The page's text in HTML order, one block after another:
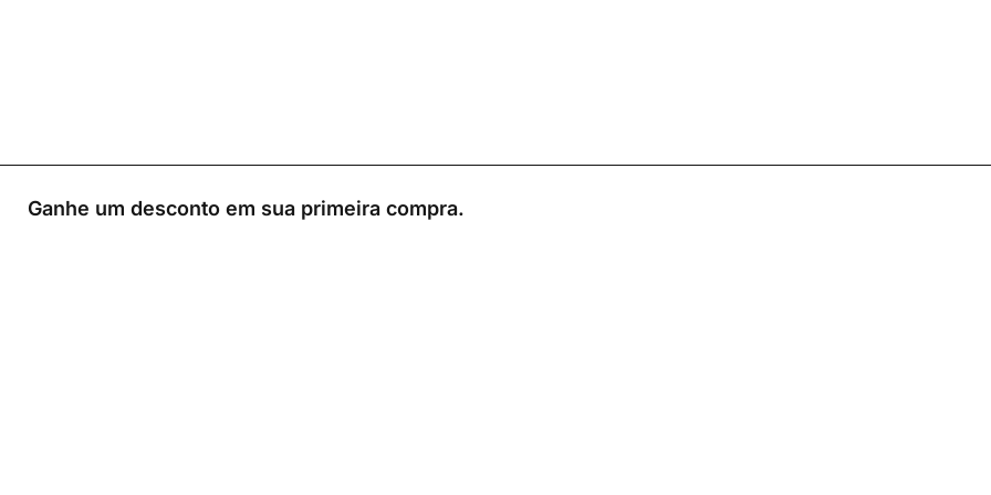
Ganhe um desconto em sua primeira compra.